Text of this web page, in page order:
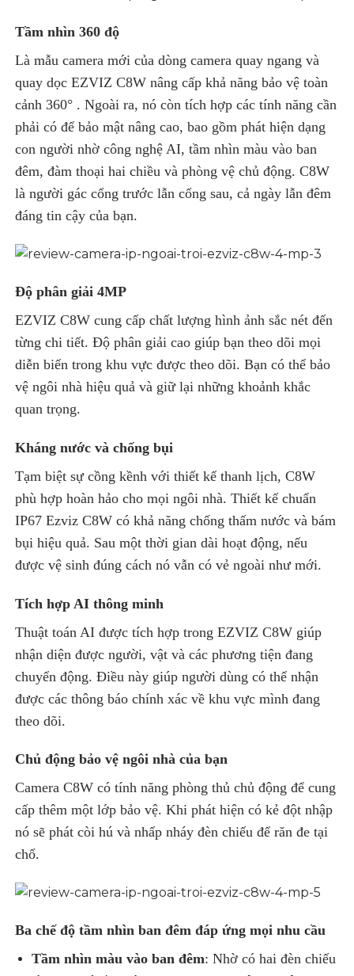
Tầm nhìn 360 độ
Là mẫu camera mới của dòng camera quay ngang và
quay dọc EZVIZ C8W nâng cấp khả năng bảo vệ toàn
cảnh 360° . Ngoài ra, nó còn tích hợp các tính năng cần
phải có để bảo mật nâng cao, bao gồm phát hiện dạng
con người nhờ công nghệ AI, tầm nhìn màu vào ban
đêm, đàm thoại hai chiều và phòng vệ chủ động. C8W
là người gác cổng trước lẫn cổng sau, cả ngày lẫn đêm
đáng tin cậy của bạn.
Độ phân giải 4MP
EZVIZ C8W cung cấp chất lượng hình ảnh sắc nét đến
từng chi tiết. Độ phân giải cao giúp bạn theo dõi mọi
diễn biến trong khu vực được theo dõi. Bạn có thể bảo
vệ ngôi nhà hiệu quả và giữ lại những khoảnh khắc
quan trọng.
Kháng nước và chống bụi
Tạm biệt sự cồng kềnh với thiết kế thanh lịch, C8W
phù hợp hoàn hảo cho mọi ngôi nhà. Thiết kế chuẩn
IP67 Ezviz C8W có khả năng chống thấm nước và bám
bụi hiệu quả. Sau một thời gian dài hoạt động, nếu
được vệ sinh đúng cách nó vẫn có vẻ ngoài như mới.
Tích hợp AI thông minh
Thuật toán AI được tích hợp trong EZVIZ C8W giúp
nhận diện được người, vật và các phương tiện đang
chuyển động. Điều này giúp người dùng có thể nhận
được các thông báo chính xác về khu vực mình đang
theo dõi.
Chủ động bảo vệ ngôi nhà của bạn
Camera C8W có tính năng phòng thủ chủ động để cung
cấp thêm một lớp bảo vệ. Khi phát hiện có kẻ đột nhập
nó sẽ phát còi hú và nhấp nháy đèn chiếu để răn đe tại
chổ.
Ba chế độ tầm nhìn ban đêm đáp ứng mọi nhu cầu
Tầm nhìn màu vào ban đêm: Nhờ có hai đèn chiếu